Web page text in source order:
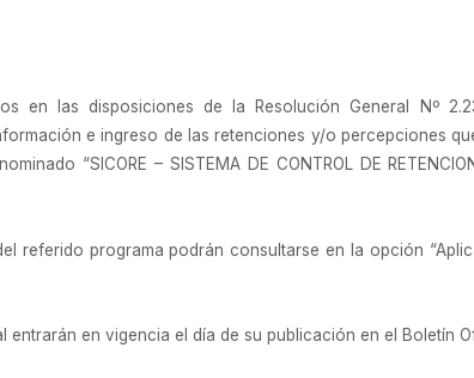
en las disposiciones de la Resolución General Nº
e ingreso de las retenciones y/o percepciones
“SICORE – SISTEMA DE CONTROL DE
referido programa podrán consultarse en la opción
entrarán en vigencia el día de su publicación en el Boletín